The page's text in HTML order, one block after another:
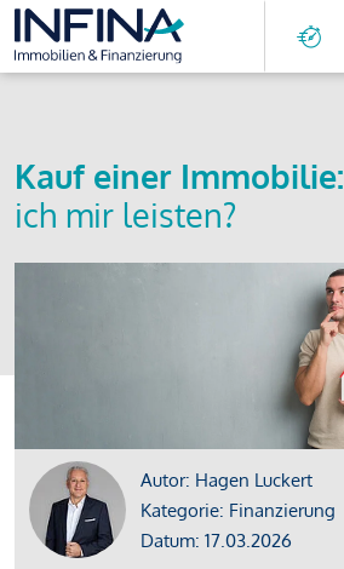
Kauf einer Immobilie:
ich mir leisten?
Autor: Hagen Luckert
Kategorie: Finanzierung
Datum: 17.03.2026